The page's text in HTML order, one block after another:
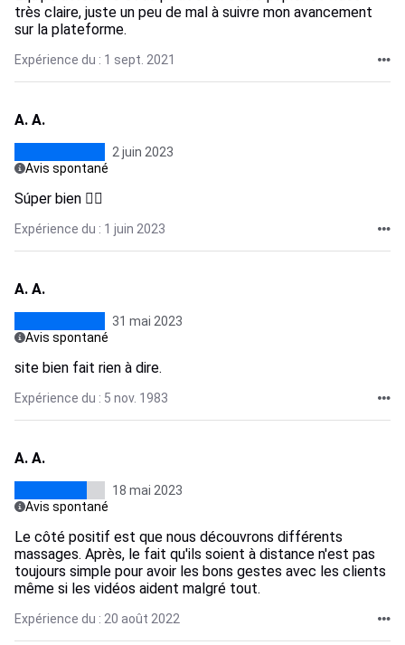
très claire, juste un peu de mal à suivre mon avancement
sur la plateforme.
Expérience du : 1 sept. 2021
A. A.
2 juin 2023
Avis spontané
Súper bien 👌🏾
Expérience du : 1 juin 2023
A. A.
31 mai 2023
Avis spontané
site bien fait rien à dire.
Expérience du : 5 nov. 1983
A. A.
18 mai 2023
Avis spontané
Le côté positif est que nous découvrons différents
massages. Après, le fait qu'ils soient à distance n'est pas
toujours simple pour avoir les bons gestes avec les clients
même si les vidéos aident malgré tout.
Expérience du : 20 août 2022